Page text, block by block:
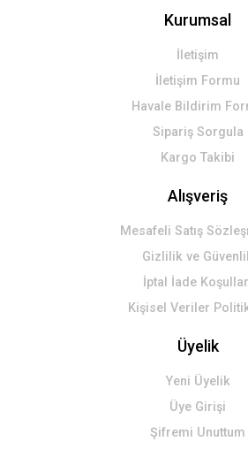
Gönder
Kurumsal
İletişim
İletişim Formu
Havale Bildirim
Sipariş Sorgula
Kargo Takibi
Alışveriş
Mesafeli Satış
Gizlilik ve
İptal İade
Kişisel Veriler
Üyelik
Yeni Üyelik
Üye Girişi
Şifremi Unuttum